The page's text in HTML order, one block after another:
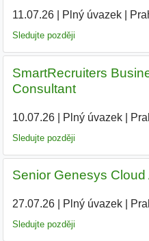
11.07.26| Plný úvazek|
Sledujte později
SmartRecruiters
Consultant
10.07.26| Plný úvazek|
Sledujte později
Senior Genesys
27.07.26| Plný úvazek|
Sledujte později